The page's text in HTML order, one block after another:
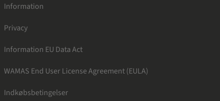
Information
Privacy
Information EU Data Act
WAMAS End User License Agreement (EULA)
Indkøbsbetingelser